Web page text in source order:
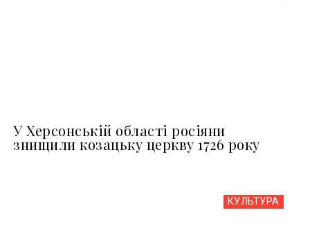
У Херсонській області росіяни
знищили козацьку церкву 1726 року
КУЛЬТУРА